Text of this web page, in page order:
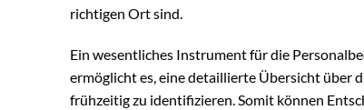
richtigen Ort sind.
Ein wesentliches Instrument für die
ermöglicht es, eine detaillierte Übersicht über
frühzeitig zu identifizieren. Somit können